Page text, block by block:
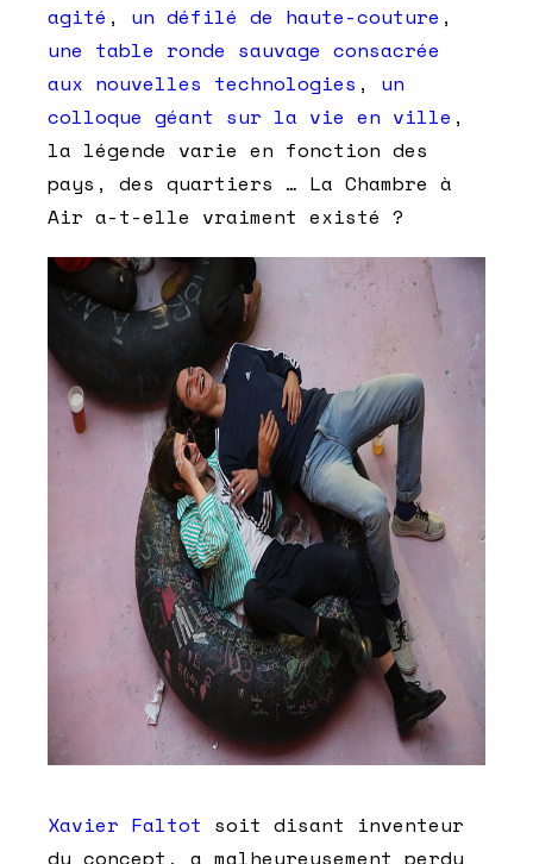
agité , un défilé de haute-couture ,
une table ronde sauvage consacrée
aux nouvelles technologies , un
colloque géant sur la vie en ville ,
la légende varie en fonction des
pays, des quartiers … La Chambre à
Air a-t-elle vraiment existé ?
Xavier Faltot soit disant inventeur
du concept, a malheureusement perdu